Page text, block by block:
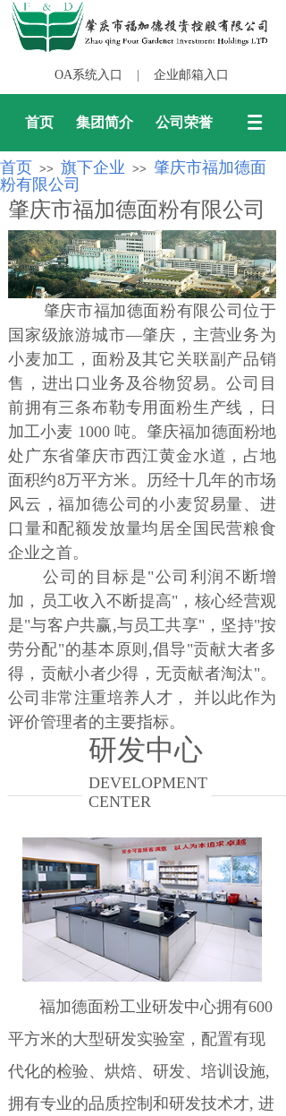
DEVELOPMENT
CENTER
福加德面粉工业研发中心拥有600
平方米的大型研发实验室，配置有现
代化的检验、烘焙、研发、培训设施,
拥有专业的品质控制和研发技术才, 进
研发中心
OA系统入口 企业邮箱入口
首页 集团简介 公司荣誉
首页 >> 旗下企业 >>
肇庆市福加德面
粉有限公司
肇庆市福加德面粉有限公司
肇庆市福加德面粉有限公司位于
国家级旅游城市—肇庆，主营业务为
小麦加工，面粉及其它关联副产品销
售，进出口业务及谷物贸易。公司目
前拥有三条布勒专用面粉生产线，日
加工小麦 1000 吨。肇庆福加德面粉地
处广东省肇庆市西江黄金水道，占地
面积约8万平方米。历经十几年的市场
风云，福加德公司的小麦贸易量、进
口量和配额发放量均居全国民营粮食
企业之首。
公司的目标是"公司利润不断增
加，员工收入不断提高"，核心经营观
是"与客户共赢,与员工共享"，坚持"按
劳分配"的基本原则,倡导"贡献大者多
得，贡献小者少得，无贡献者淘汰"。
公司非常注重培养人才， 并以此作为
评价管理者的主要指标。